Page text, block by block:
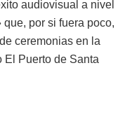
audiovisual a nivel
por si fuera poco,
ceremonias en la
El Puerto de Santa